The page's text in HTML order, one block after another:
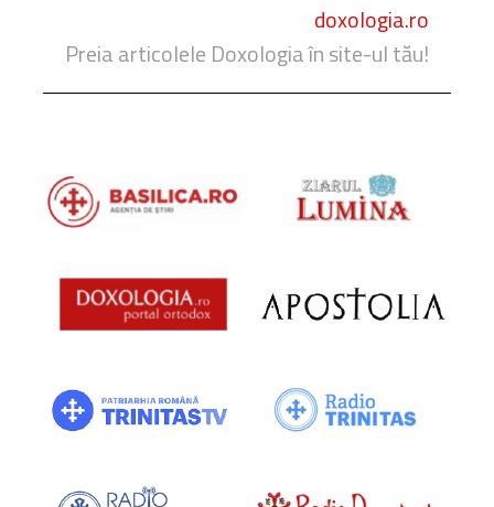
doxologia.ro
Preia articolele Doxologia în site-ul tău!